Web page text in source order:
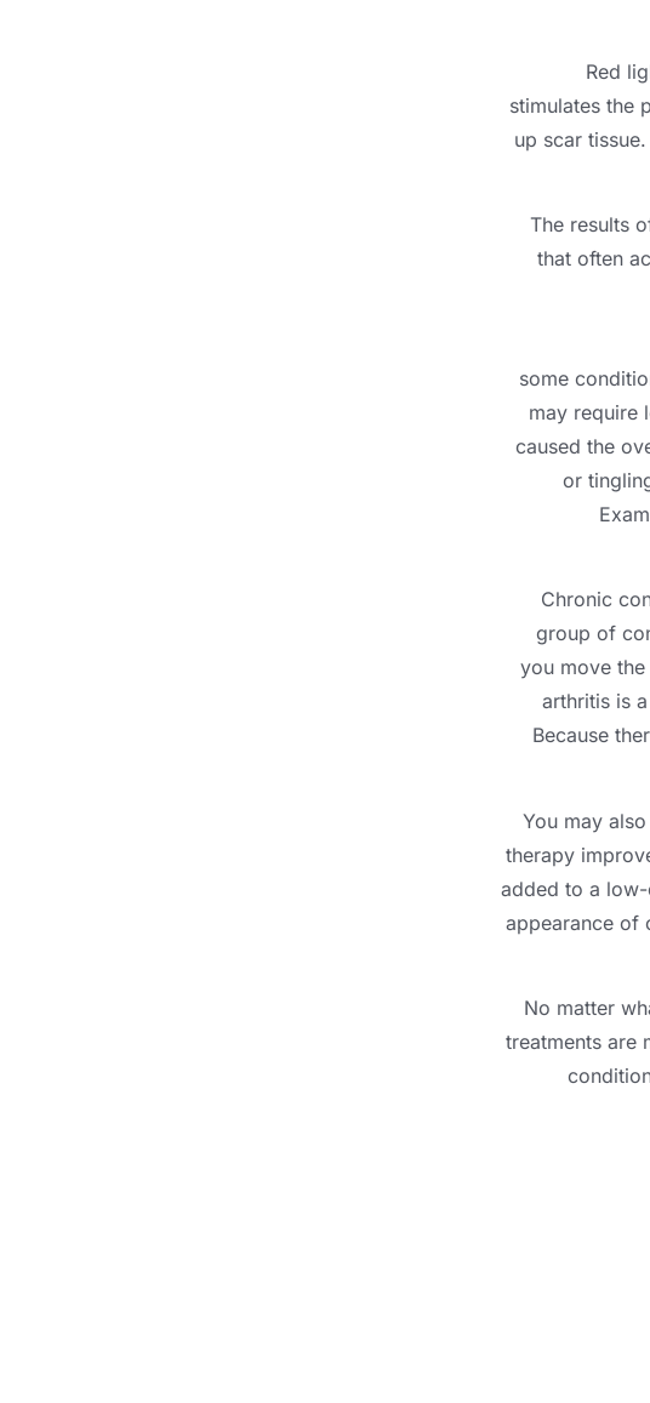
Red
stimulates the
up scar tissue.
The results
that often
some
may require
caused the
or
Chronic
group of
you move
arthritis is
Because
You may
therapy
added to a
appearance of
No matter
treatments are